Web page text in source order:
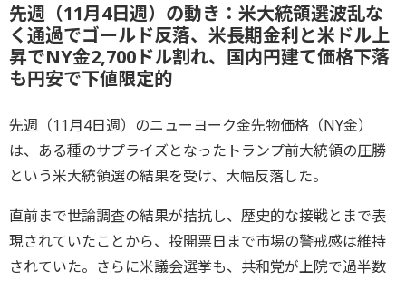
先週（11月4日週）の動き：米大統領選波乱な
く通過でゴールド反落、米長期金利と米ドル上
昇でNY金2,700ドル割れ、国内円建て価格下落
も円安で下値限定的
先週（11月4日週）のニューヨーク金先物価格（NY金）
は、ある種のサプライズとなったトランプ前大統領の圧勝
という米大統領選の結果を受け、大幅反落した。
直前まで世論調査の結果が拮抗し、歴史的な接戦とまで表
現されていたことから、投開票日まで市場の警戒感は維持
されていた。さらに米議会選挙も、共和党が上院で過半数